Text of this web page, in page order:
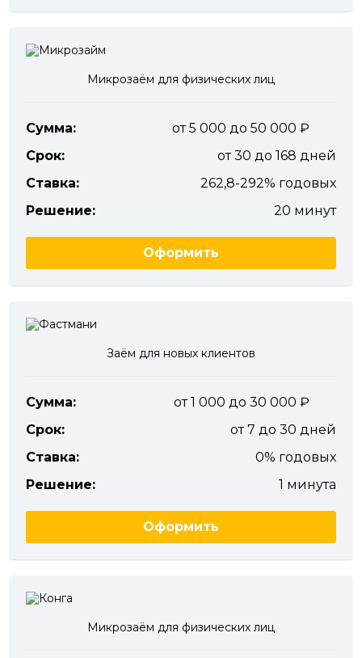
Микрозаём для физических лиц
Сумма:
от 5 000 до 50 000
Срок:
от 30 до 168 дней
Ставка:
262,8-292% годовых
Решение:
20 минут
Оформить
Заём для новых клиентов
Сумма:
от 1 000 до 30 000
Срок:
от 7 до 30 дней
Ставка:
0% годовых
Решение:
1 минута
Оформить
Микрозаём для физических лиц